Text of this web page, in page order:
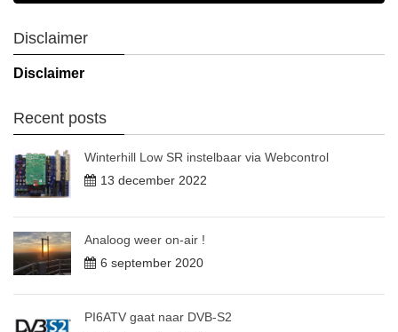
Disclaimer
Disclaimer
Recent posts
Winterhill Low SR instelbaar via Webcontrol
13 december 2022
Analoog weer on-air !
6 september 2020
PI6ATV gaat naar DVB-S2